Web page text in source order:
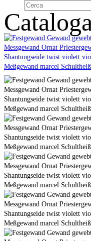
Cerca